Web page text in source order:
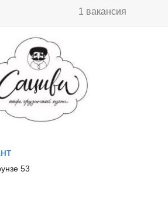
1 вакансия
53